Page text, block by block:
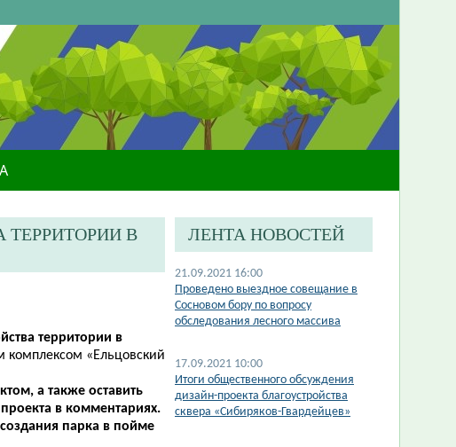
В
территории в
«Ельцовский
а также оставить
в комментариях.
парка в пойме
ЛЕНТА НОВОСТЕЙ
21.09.2021 16:00
Проведено выездное совещание в
Сосновом бору по вопросу
обследования лесного массива
17.09.2021 10:00
Итоги общественного обсуждения
дизайн-проекта благоустройства
сквера «Сибиряков-Гвардейцев»